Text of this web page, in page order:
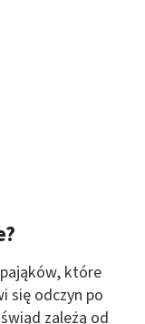
które
się odczyn po
zależą od